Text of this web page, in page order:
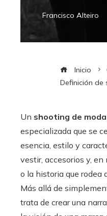
Francisco Alteiro
Inicio
Definición de
Un shooting de moda
especializada que se
esencia, estilo y
vestir, accesorios y,
o la historia que rodea
Más allá de
trata de crear una